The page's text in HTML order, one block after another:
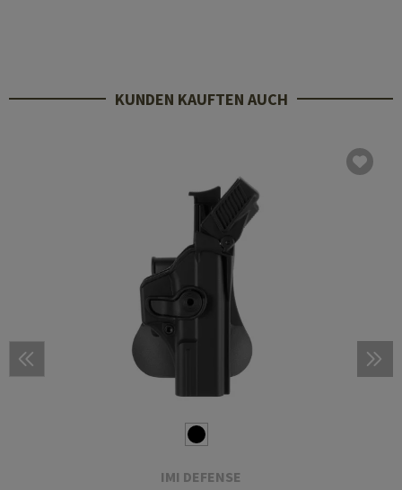
KUNDEN KAUFTEN AUCH
IMI DEFENSE